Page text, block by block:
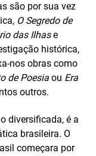
são por sua vez
O Segredo de
das Ilhase
histórica,
nos obras como
de Poesia ou Era
outros.
diversificada, é a
brasileira. O
começara por